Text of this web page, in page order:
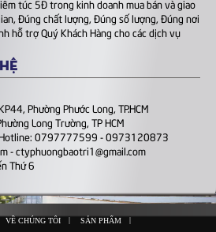
túc 5Đ trong kinh doanh mua bán và giao
Đúng chất lượng, Đúng số lượng, Đúng nơi
hỗ trợ Quý Khách Hàng cho các dịch vụ
Phường Phước Long, TP.HCM
Long Trường, TP HCM
0797777599 - 0973120873
- ctyphuongbaotri1@gmail.com
Thứ 6
VỀ CHÚNG TÔI | SẢN PHẨM |